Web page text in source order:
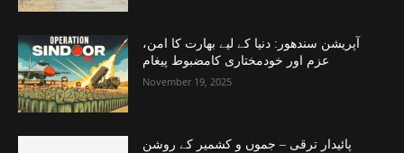
آپریشن سندھور: دنیا کے لیے بھارت کا امن،
عزم اور خودمختاری کامضبوط پیغام
November 19, 2025
پائیدار ترقی – جموں و کشمیر کے روشن